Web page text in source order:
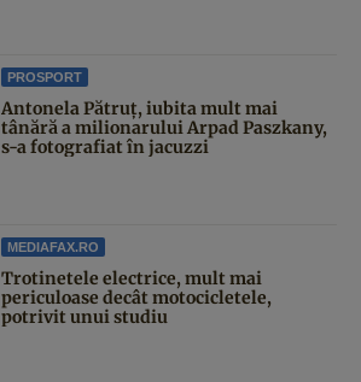
PROSPORT
Antonela Pătruț, iubita mult mai
tânără a milionarului Arpad Paszkany,
s-a fotografiat în jacuzzi
MEDIAFAX.RO
Trotinetele electrice, mult mai
periculoase decât motocicletele,
potrivit unui studiu